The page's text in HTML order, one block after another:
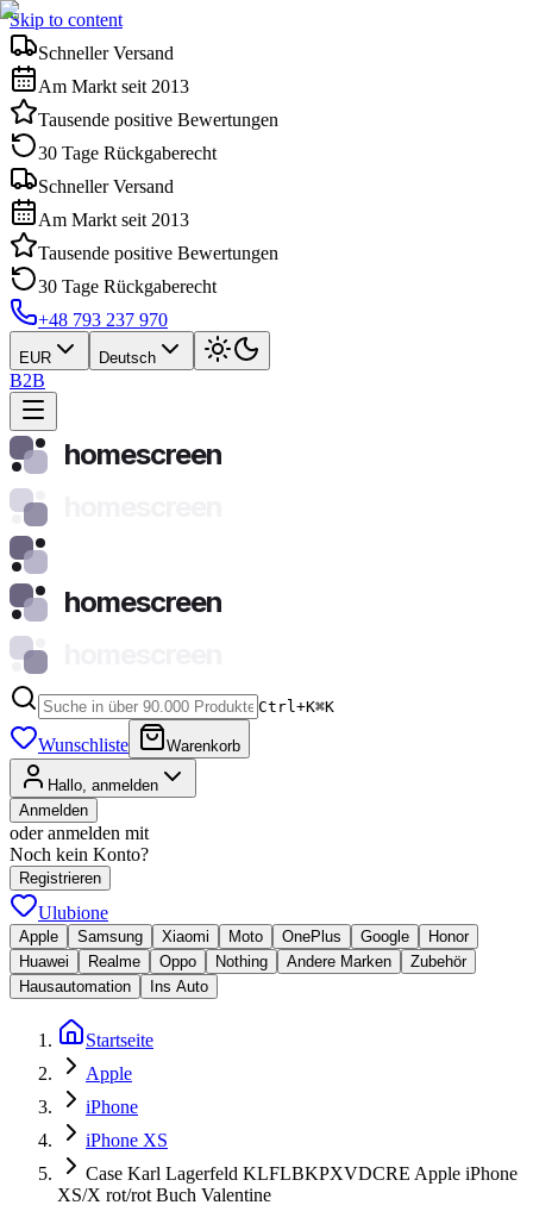
Skip to content
Schneller Versand
Am Markt seit 2013
Tausende positive Bewertungen
30 Tage Rückgaberecht
Schneller Versand
Am Markt seit 2013
Tausende positive Bewertungen
30 Tage Rückgaberecht
+48 793 237 970
EUR Deutsch
B2B
homescreen
homescreen
Ctrl+K⌘K
Wunschliste Warenkorb
Hallo, anmelden
Anmelden
oder anmelden mit
Noch kein Konto?
Registrieren
Ulubione
Apple Samsung Xiaomi Moto OnePlus Google
Honor
Huawei
Realme Oppo Nothing Andere Marken
Zubehör
Hausautomation
Ins Auto
Startseite
Apple
iPhone
iPhone XS
Case Karl Lagerfeld KLFLBKPXVDCRE Apple iPhone
XS/X rot/rot Buch Valentine